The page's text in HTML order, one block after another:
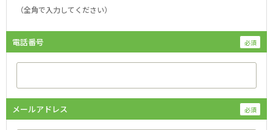
（全角で入力してください）
電話番号
メールアドレス